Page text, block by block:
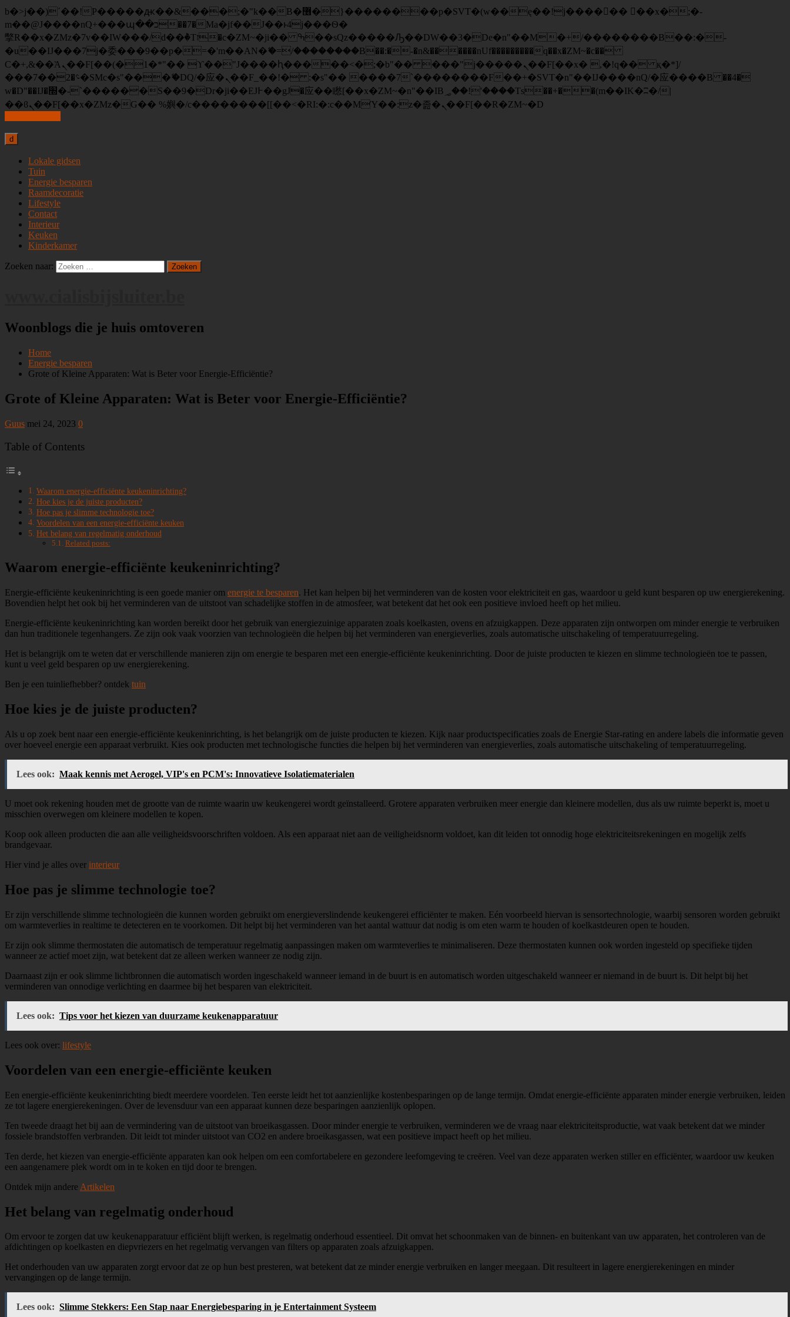
b�>j��)΄��!P�����ԫ��&���;�"k��B�޶�}��������p�SVT�(w��ę��!j������ ��x�;�-
m��@J����nQ+���պ��כ��7�Ma�jf��J��ͱ4j���Ѳ�
撆R��x�ZMz�7v��IW���/d��ٞ�Тז�c�ZM~�ji�� ߒ��sQz�����Ԡ��DW��3�De�n"��M�+/��������B��:�-
�u��IJ���7j�委���9��p�=�'m��AN�ޭ�=/��������B��:�-�n&������nUf���������q��x�ZM~�c��
Ϲ�+,&��Ὰܢ��F[��(�1�*"�� ϒ��"J����ԧ�����<�;�b"�� ���"j�����ܢ��F[��x� ,�!q�� қ�*]/
���؝�2��7�SMc�s"���ޭ�DQ/�应�ܢ��F_��!� :�s"�� ����7`��������F��+�SVT�n"��IJ����nQ/�应����B ��4�
w�D"��IJ�׭�-`������S��9�Dr�ji��EJ߅��gJ�应��矁[��x�ZM~�n"��IB؃��!'����Тѕ��+��(m��IK�ʭ�/|
��ϐܢ��F[��x�ZMz�G�� %嬩�/c��������[[��<�RI:�:c��MΎ��:z�졾�ܢ��F[��R�ZM~�D
d
Lokale gidsen
Tuin
Energie besparen
Raamdecoratie
Lifestyle
Contact
Interieur
Keuken
Kinderkamer
Zoeken naar:
Woonblogs die je huis omtoveren
Home
Energie besparen
Grote of Kleine Apparaten: Wat is Beter voor Energie-Efficiëntie?
Grote of Kleine Apparaten: Wat is Beter voor Energie-Efficiëntie?
Guus mei 24, 2023 0
Table of Contents
Waarom energie-efficiënte keukeninrichting?
Hoe kies je de juiste producten?
Hoe pas je slimme technologie toe?
Voordelen van een energie-efficiënte keuken
Het belang van regelmatig onderhoud
Related posts:
Waarom energie-efficiënte keukeninrichting?
Energie-efficiënte keukeninrichting is een goede manier om energie te besparen. Het kan helpen bij het verminderen van de kosten voor elektriciteit en gas, waardoor u geld kunt besparen op uw energierekening.
Bovendien helpt het ook bij het verminderen van de uitstoot van schadelijke stoffen in de atmosfeer, wat betekent dat het ook een positieve invloed heeft op het milieu.
Energie-efficiënte keukeninrichting kan worden bereikt door het gebruik van energiezuinige apparaten zoals koelkasten, ovens en afzuigkappen. Deze apparaten zijn ontworpen om minder energie te verbruiken
dan hun traditionele tegenhangers. Ze zijn ook vaak voorzien van technologieën die helpen bij het verminderen van energieverlies, zoals automatische uitschakeling of temperatuurregeling.
Het is belangrijk om te weten dat er verschillende manieren zijn om energie te besparen met een energie-efficiënte keukeninrichting. Door de juiste producten te kiezen en slimme technologieën toe te passen,
kunt u veel geld besparen op uw energierekening.
Ben je een tuinliefhebber? ontdek tuin
Hoe kies je de juiste producten?
Als u op zoek bent naar een energie-efficiënte keukeninrichting, is het belangrijk om de juiste producten te kiezen. Kijk naar productspecificaties zoals de Energie Star-rating en andere labels die informatie geven
over hoeveel energie een apparaat verbruikt. Kies ook producten met technologische functies die helpen bij het verminderen van energieverlies, zoals automatische uitschakeling of temperatuurregeling.
Lees ook: Maak kennis met Aerogel, VIP's en PCM's: Innovatieve Isolatiematerialen
U moet ook rekening houden met de grootte van de ruimte waarin uw keukengerei wordt geïnstalleerd. Grotere apparaten verbruiken meer energie dan kleinere modellen, dus als uw ruimte beperkt is, moet u
misschien overwegen om kleinere modellen te kopen.
Koop ook alleen producten die aan alle veiligheidsvoorschriften voldoen. Als een apparaat niet aan de veiligheidsnorm voldoet, kan dit leiden tot onnodig hoge elektriciteitsrekeningen en mogelijk zelfs
brandgevaar.
Hier vind je alles over interieur
Hoe pas je slimme technologie toe?
Er zijn verschillende slimme technologieën die kunnen worden gebruikt om energieverslindende keukengerei efficiënter te maken. Eén voorbeeld hiervan is sensortechnologie, waarbij sensoren worden gebruikt
om warmteverlies in realtime te detecteren en te voorkomen. Dit helpt bij het verminderen van het aantal wattuur dat nodig is om eten warm te houden of koelkastdeuren open te houden.
Er zijn ook slimme thermostaten die automatisch de temperatuur regelmatig aanpassingen maken om warmteverlies te minimaliseren. Deze thermostaten kunnen ook worden ingesteld op specifieke tijden
wanneer ze actief moet zijn, wat betekent dat ze alleen werken wanneer ze nodig zijn.
Daarnaast zijn er ook slimme lichtbronnen die automatisch worden ingeschakeld wanneer iemand in de buurt is en automatisch worden uitgeschakeld wanneer er niemand in de buurt is. Dit helpt bij het
verminderen van onnodige verlichting en daarmee bij het besparen van elektriciteit.
Lees ook: Tips voor het kiezen van duurzame keukenapparatuur
Lees ook over: lifestyle
Voordelen van een energie-efficiënte keuken
Een energie-efficiënte keukeninrichting biedt meerdere voordelen. Ten eerste leidt het tot aanzienlijke kostenbesparingen op de lange termijn. Omdat energie-efficiënte apparaten minder energie verbruiken, leiden
ze tot lagere energierekeningen. Over de levensduur van een apparaat kunnen deze besparingen aanzienlijk oplopen.
Ten tweede draagt het bij aan de vermindering van de uitstoot van broeikasgassen. Door minder energie te verbruiken, verminderen we de vraag naar elektriciteitsproductie, wat vaak betekent dat we minder
fossiele brandstoffen verbranden. Dit leidt tot minder uitstoot van CO2 en andere broeikasgassen, wat een positieve impact heeft op het milieu.
Ten derde, het kiezen van energie-efficiënte apparaten kan ook helpen om een comfortabelere en gezondere leefomgeving te creëren. Veel van deze apparaten werken stiller en efficiënter, waardoor uw keuken
een aangenamere plek wordt om in te koken en tijd door te brengen.
Ontdek mijn andere Artikelen
Het belang van regelmatig onderhoud
Om ervoor te zorgen dat uw keukenapparatuur efficiënt blijft werken, is regelmatig onderhoud essentieel. Dit omvat het schoonmaken van de binnen- en buitenkant van uw apparaten, het controleren van de
afdichtingen op koelkasten en diepvriezers en het regelmatig vervangen van filters op apparaten zoals afzuigkappen.
Het onderhouden van uw apparaten zorgt ervoor dat ze op hun best presteren, wat betekent dat ze minder energie verbruiken en langer meegaan. Dit resulteert in lagere energierekeningen en minder
vervangingen op de lange termijn.
Lees ook: Slimme Stekkers: Een Stap naar Energiebesparing in je Entertainment Systeem